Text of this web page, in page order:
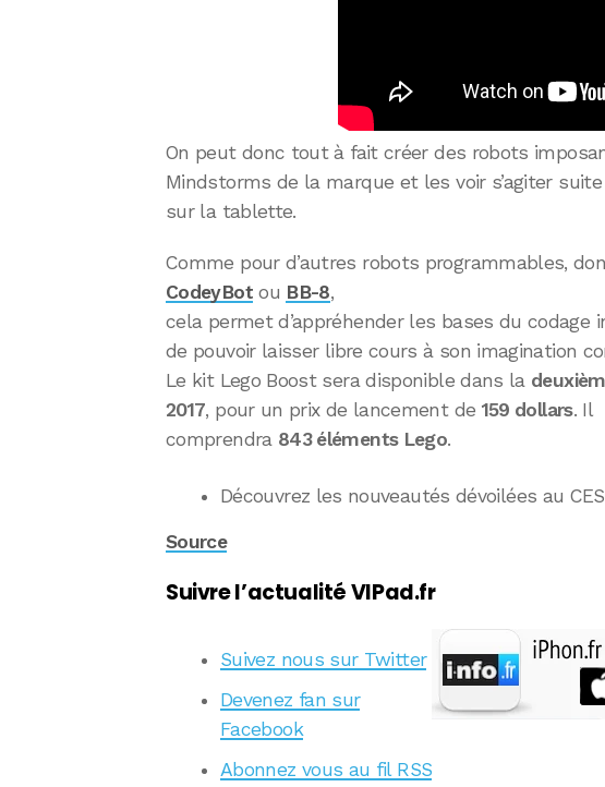
On peut donc tout à fait créer des robots
Mindstorms de la marque et les voir s’agiter
sur la tablette.
Comme pour d’autres robots programmables,
CodeyBotou BB-8,
cela permet d’appréhender les bases du codage
de pouvoir laisser libre cours à son imagination
Le kit Lego Boost sera disponible dans la
2017, pour un prix de lancement de 159 dollars. Il
comprendra 843 éléments Lego.
Découvrez les nouveautés dévoilées au
Source
Suivre l’actualité VIPad.fr
Suivez nous sur Twitter
Devenez fan sur
Facebook
Abonnez vous au fil RSS